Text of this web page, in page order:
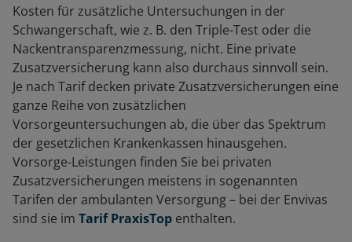
Kosten für zusätzliche Untersuchungen in der
Schwangerschaft, wie z. B. den Triple-Test oder die
Nackentransparenzmessung, nicht. Eine private
Zusatzversicherung kann also durchaus sinnvoll sein.
Je nach Tarif decken private Zusatzversicherungen eine
ganze Reihe von zusätzlichen
Vorsorgeuntersuchungen ab, die über das Spektrum
der gesetzlichen Krankenkassen hinausgehen.
Vorsorge-Leistungen finden Sie bei privaten
Zusatzversicherungen meistens in sogenannten
Tarifen der ambulanten Versorgung – bei der Envivas
sind sie im Tarif PraxisTop enthalten.